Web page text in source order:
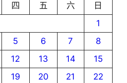
四 五 六
日
1
5 6 7
8
12 13 14
15
19 20 21
22